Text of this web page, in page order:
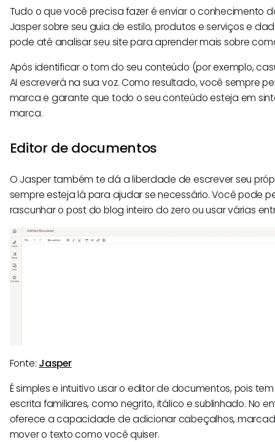
Tudo o que você precisa fazer é enviar o conhecimento
Jasper sobre seu guia de estilo, produtos e serviços e
pode até analisar seu site para aprender mais sobre
Após identificar o tom do seu conteúdo (por exemplo,
AI escreverá na sua voz. Como resultado, você sempre
marca e garante que todo o seu conteúdo esteja em
marca.
Editor de documentos
O Jasper também te dá a liberdade de escrever seu
sempre esteja lá para ajudar se necessário. Você pode
rascunhar o post do blog inteiro do zero ou usar várias
Fonte: Jasper
É simples e intuitivo usar o editor de documentos, pois
escrita familiares, como negrito, itálico e sublinhado. No
oferece a capacidade de adicionar cabeçalhos,
mover o texto como você quiser.